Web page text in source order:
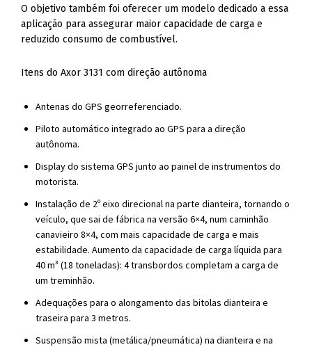
O objetivo também foi oferecer um modelo dedicado a essa
aplicação para assegurar maior capacidade de carga e
reduzido consumo de combustível.
Itens do Axor 3131 com direção autônoma
Antenas do GPS georreferenciado.
Piloto automático integrado ao GPS para a direção
autônoma.
Display do sistema GPS junto ao painel de instrumentos do
motorista.
Instalação de 2º eixo direcional na parte dianteira, tornando o
veículo, que sai de fábrica na versão 6×4, num caminhão
canavieiro 8×4, com mais capacidade de carga e mais
estabilidade. Aumento da capacidade de carga líquida para
40 m³ (18 toneladas): 4 transbordos completam a carga de
um treminhão.
Adequações para o alongamento das bitolas dianteira e
traseira para 3 metros.
Suspensão mista (metálica/pneumática) na dianteira e na